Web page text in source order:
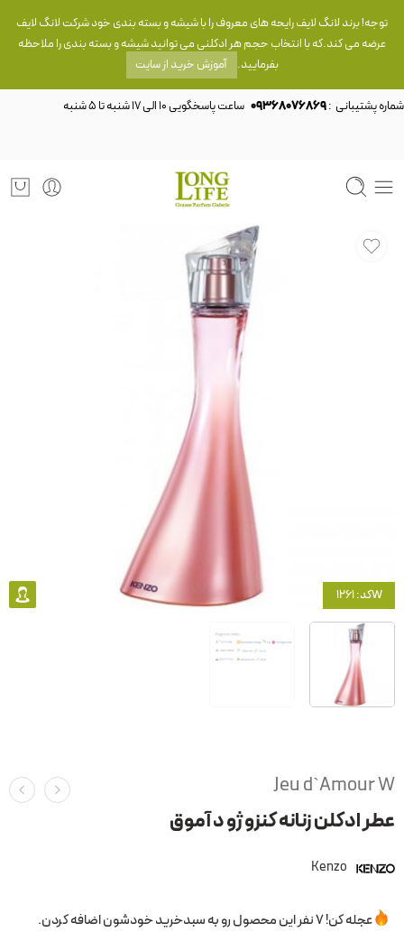
توجه! برند لانگ لایف رایحه های معروف را با شیشه و بسته بندی خود شرکت لانگ لایف
عرضه می کند.که با انتخاب حجم هر ادکلنی می توانید شیشه و بسته بندی را ملاحظه
بفرمایید. آموزش خرید از سایت
شماره پشتیبانی :09368076869
کد: 1261W
Jeu d`Amour W
عطر ادکلن زنانه کنزو ژو د آموق
Kenzo
عجله کن! 7 نفر این محصول رو به سبدخرید خودشون اضافه کردن.